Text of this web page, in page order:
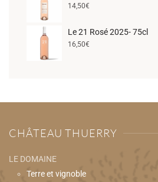
14,50€
Le 21 Rosé 2025- 75cl
16,50€
CHÂTEAU THUERRY
LE DOMAINE
Terre et vignoble